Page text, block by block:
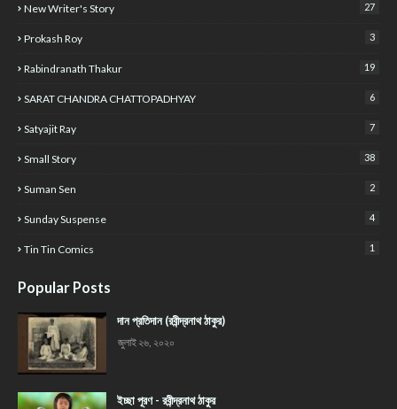
New Writer's Story 27
Prokash Roy 3
Rabindranath Thakur 19
SARAT CHANDRA CHATTOPADHYAY 6
Satyajit Ray 7
Small Story 38
Suman Sen 2
Sunday Suspense 4
Tin Tin Comics 1
Popular Posts
দান প্রতিদান (রবীন্দ্রনাথ ঠাকুর)
জুলাই ২৬, ২০২০
ইচ্ছা পূরণ - রবীন্দ্রনাথ ঠাকুর